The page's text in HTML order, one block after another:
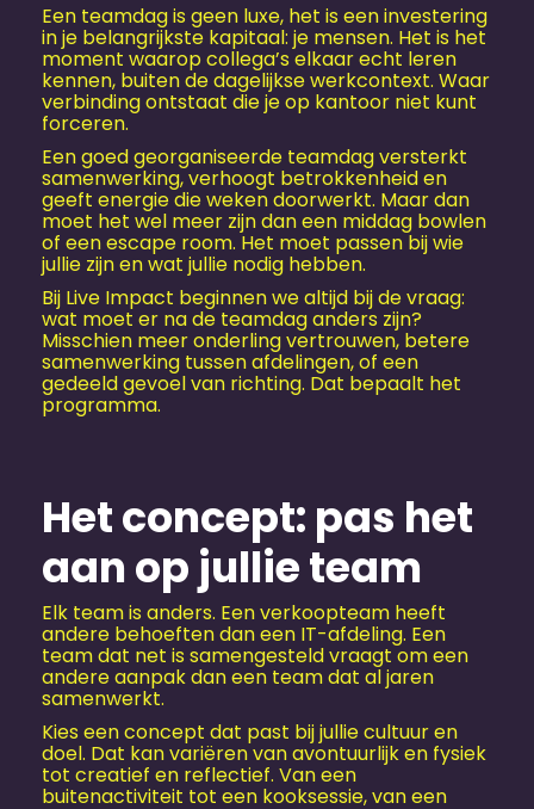
Een teamdag is geen luxe, het is een investering
in je belangrijkste kapitaal: je mensen. Het is het
moment waarop collega’s elkaar echt leren
kennen, buiten de dagelijkse werkcontext. Waar
verbinding ontstaat die je op kantoor niet kunt
forceren.
Een goed georganiseerde teamdag versterkt
samenwerking, verhoogt betrokkenheid en
geeft energie die weken doorwerkt. Maar dan
moet het wel meer zijn dan een middag bowlen
of een escape room. Het moet passen bij wie
jullie zijn en wat jullie nodig hebben.
Bij Live Impact beginnen we altijd bij de vraag:
wat moet er na de teamdag anders zijn?
Misschien meer onderling vertrouwen, betere
samenwerking tussen afdelingen, of een
gedeeld gevoel van richting. Dat bepaalt het
programma.
Het concept: pas het
aan op jullie team
Elk team is anders. Een verkoopteam heeft
andere behoeften dan een IT-afdeling. Een
team dat net is samengesteld vraagt om een
andere aanpak dan een team dat al jaren
samenwerkt.
Kies een concept dat past bij jullie cultuur en
doel. Dat kan variëren van avontuurlijk en fysiek
tot creatief en reflectief. Van een
buitenactiviteit tot een kooksessie, van een